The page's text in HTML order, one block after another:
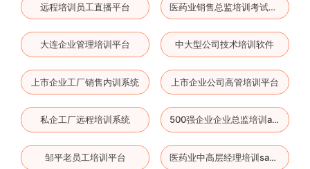
远程培训员工直播平台 医药业销售总监培训考试系统
大连企业管理培训平台 中大型公司技术培训软件
上市企业工厂销售内训系统 上市企业公司高管培训平台
私企工厂远程培训系统 500强企业企业总监培训app
邹平老员工培训平台 医药业中高层经理培训saas平台